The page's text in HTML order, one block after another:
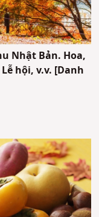
Nhật Bản. Hoa,
hội, v.v. [Danh